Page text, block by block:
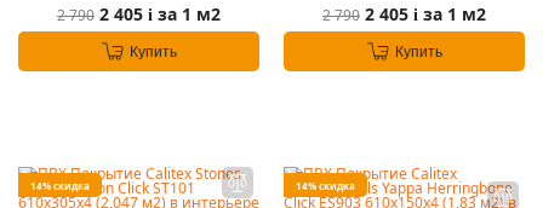
2 790 2 405 i за 1 м2
Купить
2 790 2 405 i за 1 м2
Купить
14% скидка 14% скидка